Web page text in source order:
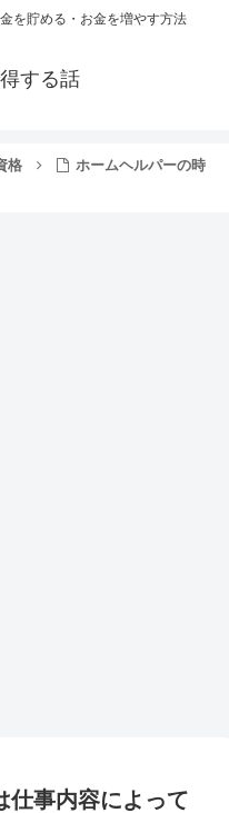
を貯める・お金を増やす方法
する話
格
ホームヘルパーの時
仕事内容によって